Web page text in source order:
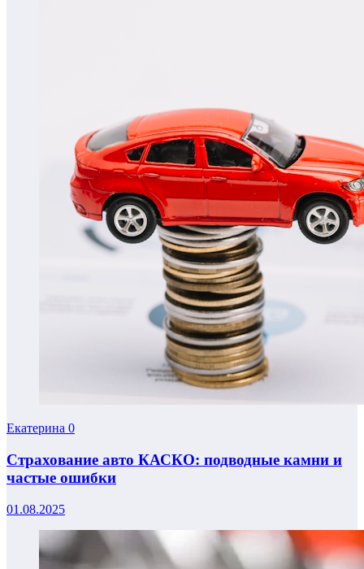
Екатерина 0
Страхование авто КАСКО: подводные камни и
частые ошибки
01.08.2025